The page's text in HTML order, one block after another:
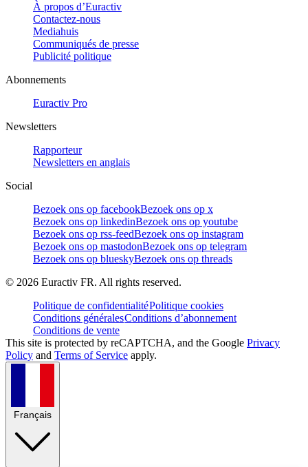
À propos d’Euractiv
Contactez-nous
Mediahuis
Communiqués de presse
Publicité politique
Abonnements
Euractiv Pro
Newsletters
Rapporteur
Newsletters en anglais
Social
Bezoek ons op facebookBezoek ons op x
Bezoek ons op linkedinBezoek ons op youtube
Bezoek ons op rss-feedBezoek ons op instagram
Bezoek ons op mastodonBezoek ons op telegram
Bezoek ons op blueskyBezoek ons op threads
© 2026 Euractiv FR. All rights reserved.
Politique de confidentialitéPolitique cookies
Conditions généralesConditions d’abonnement
Conditions de vente
This site is protected by reCAPTCHA, and the Google Privacy
Policy and Terms of Service apply.
Français